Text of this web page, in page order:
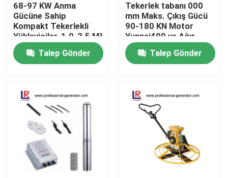
Ana sayfa
Hakkımızda
Fabrika turu
Kalite kontrol
68-97 KW Anma
Gücüne Sahip
Kompakt Tekerlekli
Yükleyiciler, 1.0-2.5 M³
Kova Kapasitesi ve
17.5-20.5R25 Lastik
Boyutu
Talep Gönder
Tekerlek tabanı 000
mm Maks. Çıkış Gücü
90-180 KN Motor
Yunnei490 ve Ağır
Güçlü Uygulamalar için
Talep Gönder